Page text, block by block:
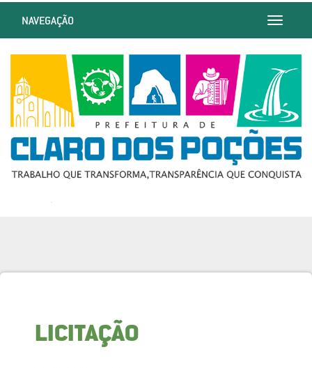
Toggle
NAVEGAÇÃO
LICITAÇÃO